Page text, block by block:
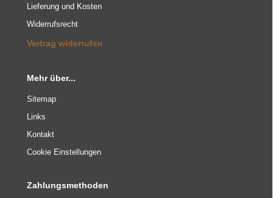
Lieferung und Kosten
Widerrufsrecht
Vertrag widerrufen
Mehr über...
Sitemap
Links
Kontakt
Cookie Einstellungen
Zahlungsmethoden